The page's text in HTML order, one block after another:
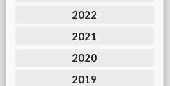
2022
2021
2020
2019